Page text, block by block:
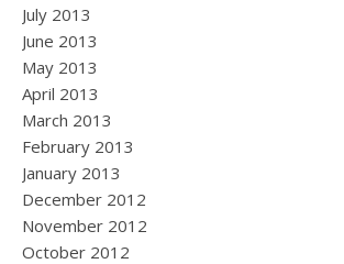
July 2013
June 2013
May 2013
April 2013
March 2013
February 2013
January 2013
December 2012
November 2012
October 2012